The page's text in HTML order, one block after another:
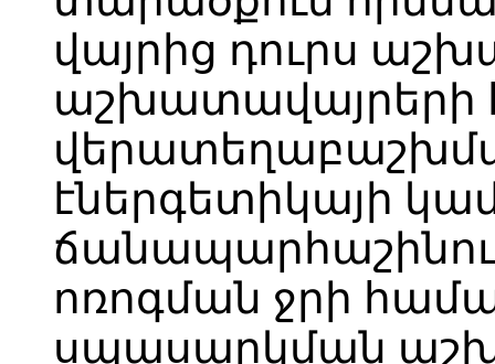
վայրից դուրս
էներգետիկայի
ոռոգման ջրի
սպասարկման